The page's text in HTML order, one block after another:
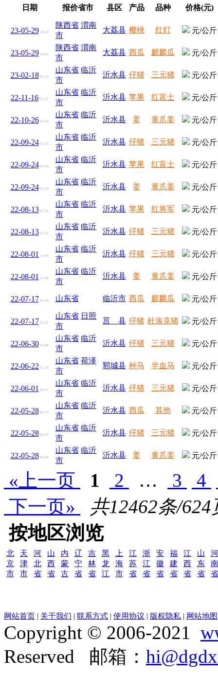
日期 报价省市 县区 产品 品种 价格(元)
23-05-2918:53
陕西省 渭南
市
大荔县 樱桃 红灯 元/公斤
23-05-2918:42
陕西省 渭南
市
大荔县 西瓜 麒麟瓜 元/公斤
23-02-1807:23
山东省 临沂
市
沂水县 仔猪 三元猪 元/公斤
22-11-16 07:15
山东省 临沂
市
沂水县 苹果 红富士 元/公斤
22-10-2607:30
山东省 临沂
市
沂水县 姜 黄爪姜 元/公斤
22-09-2407:27
山东省 临沂
市
沂水县 仔猪 三元猪 元/公斤
22-09-2407:26
山东省 临沂
市
沂水县 苹果 红富士 元/公斤
22-09-2407:25
山东省 临沂
市
沂水县 姜 黄爪姜 元/公斤
22-08-1307:52
山东省 临沂
市
沂水县 苹果 红将军 元/公斤
22-08-1307:51
山东省 临沂
市
沂水县 仔猪 三元猪 元/公斤
22-08-01 11:09
山东省 临沂
市
沂水县 仔猪 三元猪 元/公斤
22-08-01 11:08
山东省 临沂
市
沂水县 姜 黄爪姜 元/公斤
22-07-17 05:44 山东省 临沂市 西瓜 麒麟瓜 元/公斤
22-07-17 01:31
山东省 日照
市
莒 县 仔猪 杜洛克猪 元/公斤
22-06-3007:46
山东省 临沂
市
沂水县 仔猪 三元猪 元/公斤
22-06-22 11:24
山东省 荷泽
市
郓城县 种马 半血马 元/公斤
22-06-01 06:57
山东省 临沂
市
沂水县 仔猪 三元猪 元/公斤
22-05-2806:47
山东省 临沂
市
沂水县 西瓜 其他 元/公斤
22-05-2806:47
山东省 临沂
市
沂水县 仔猪 三元猪 元/公斤
22-05-2806:46
山东省 临沂
市
沂水县 姜 黄爪姜 元/公斤
«上一页 1 2 … 3 4
下一页»
共12462条/624
按地区浏览
北
京
市
天
津
市
河
北
省
山
西
省
内
蒙
古
辽
宁
省
吉
林
省
黑
龙
江
上
海
市
江
苏
省
浙
江
省
安
徽
省
福
建
省
江
西
省
山
东
省
河
南
省
网站首页 | 关于我们 | 联系方式 | 使用协议 | 版权隐私 | 网站地图
Copyright © 2006-2021
Reserved 邮箱：